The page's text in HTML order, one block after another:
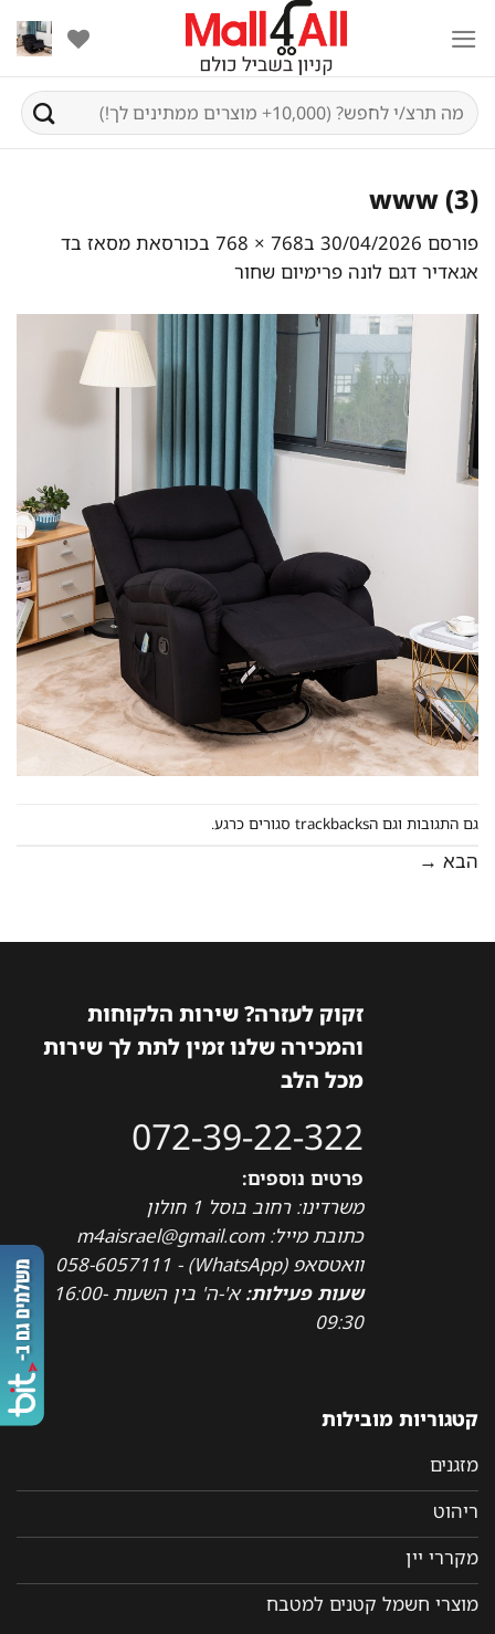
content
חיפוש
עבור:
www (3)
פורסם 30/04/2026 ב768 × 768 בכורסאת מסאז בד
אגאדיר דגם לונה פרימיום שחור
גם התגובות וגם הtrackbacks סגורים כרגע.
הבא →
זקוק לעזרה? שירות הלקוחות
והמכירה שלנו זמין לתת לך שירות
מכל הלב
072-39-22-322
פרטים נוספים:
משרדינו: רחוב בוסל 1 חולון
כתובת מייל: m4aisrael@gmail.com
וואטסאפ (WhatsApp) - 058-6057111
שעות פעילות:
א'-ה' בין השעות 16:00-
09:30
קטגוריות מובילות
מזגנים
ריהוט
מקררי יין
מוצרי חשמל קטנים למטבח